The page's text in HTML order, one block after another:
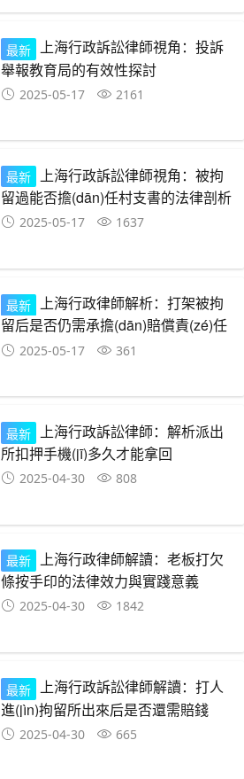
最新 上海行政訴訟律師視角：投訴
舉報教育局的有效性探討
2025-05-17 2161
最新 上海行政訴訟律師視角：被拘
留過能否擔(dān)任村支書的法律剖析
2025-05-17 1637
最新 上海行政律師解析：打架被拘
留后是否仍需承擔(dān)賠償責(zé)任
2025-05-17 361
最新 上海行政訴訟律師：解析派出
所扣押手機(jī)多久才能拿回
2025-04-30 808
最新 上海行政律師解讀：老板打欠
條按手印的法律效力與實踐意義
2025-04-30 1842
最新 上海行政訴訟律師解讀：打人
進(jìn)拘留所出來后是否還需賠錢
2025-04-30 665